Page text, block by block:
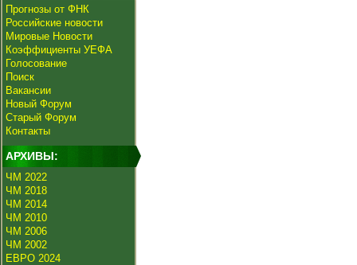
Прогнозы от ФНК
Российские новости
Мировые Новости
Коэффициенты УЕФА
Голосование
Поиск
Вакансии
Новый Форум
Старый Форум
Контакты
АРХИВЫ:
ЧМ 2022
ЧМ 2018
ЧМ 2014
ЧМ 2010
ЧМ 2006
ЧМ 2002
ЕВРО 2024